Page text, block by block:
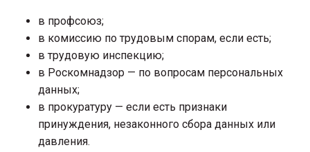
в профсоюз;
в комиссию по трудовым спорам, если есть;
в трудовую инспекцию;
в Роскомнадзор — по вопросам персональных
данных;
в прокуратуру — если есть признаки
принуждения, незаконного сбора данных или
давления.